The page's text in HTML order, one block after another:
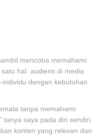
mencoba memahami
hal: audiens di media
dengan kebutuhan
tanpa memahami
tanya saya pada diri sendiri
konten yang relevan dan